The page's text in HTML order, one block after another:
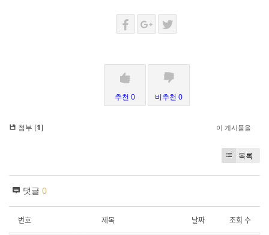
추천 0 비추천 0
첨부 [1] 이 게시물을
목록
댓글 0
번호 제목 날짜 조회 수